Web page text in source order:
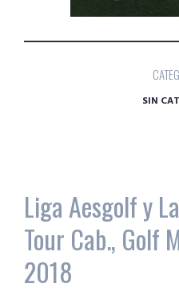
SIN
Liga Aesgolf y
Tour Cab., Golf
2018